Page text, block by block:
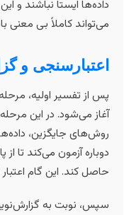
ایستا نباشند و این
کاملاً بی معنی باشد.
و
می‌شود. در این مرحله،
جایگزین، داده‌های
آزمون می‌کند تا از
کند. این گام اعتبار
نوبت به گزارش‌نویسی